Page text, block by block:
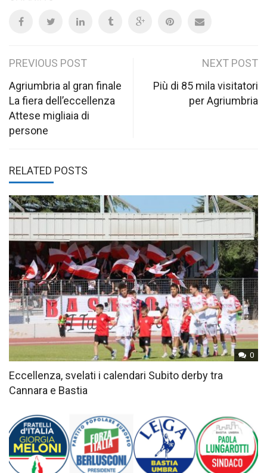
Post
navigation
PREVIOUS POST
Agriumbria al gran finale
La fiera dell’eccellenza
Attese migliaia di
persone
NEXT POST
Più di 85 mila visitatori
per Agriumbria
RELATED POSTS
0
Eccellenza, svelati i calendari Subito derby tra
Cannara e Bastia